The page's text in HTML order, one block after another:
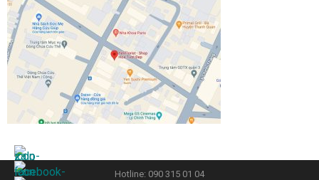
Hotline: 090 315 01 04